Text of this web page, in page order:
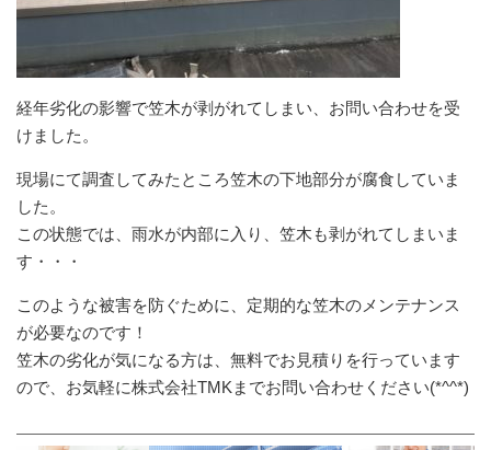
経年劣化の影響で笠木が剥がれてしまい、お問い合わせを受
けました。
現場にて調査してみたところ笠木の下地部分が腐食していま
した。
この状態では、雨水が内部に入り、笠木も剥がれてしまいま
す・・・
このような被害を防ぐために、定期的な笠木のメンテナンス
が必要なのです！
笠木の劣化が気になる方は、無料でお見積りを行っています
ので、お気軽に株式会社TMKまでお問い合わせください(*^^*)